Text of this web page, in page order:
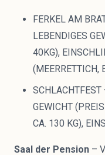
FERKEL AM
LEBENDIGES
40KG),
(MEERRETTICH,
GEWICHT
CA. 130 KG),
Saal der Pension –